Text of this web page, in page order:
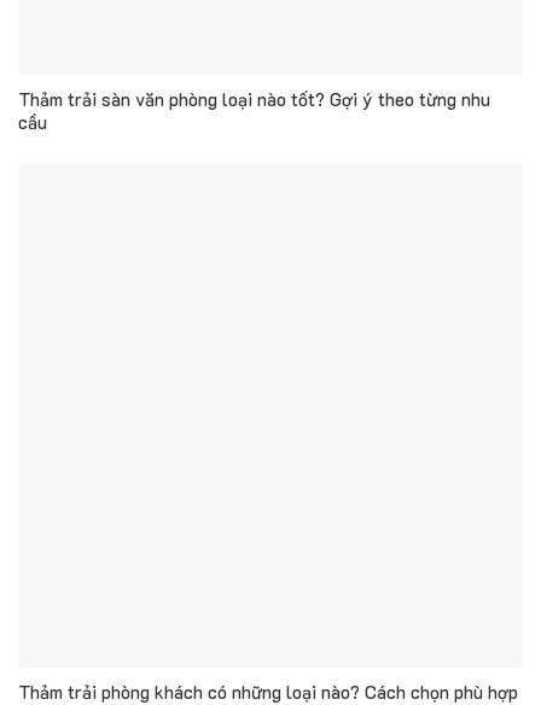
Thảm trải sàn văn phòng loại nào tốt? Gợi ý theo từng nhu
cầu
Thảm trải phòng khách có những loại nào? Cách chọn phù hợp